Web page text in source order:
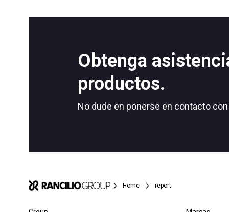
Obtenga
productos.
No dude en ponerse en contacto
Home report